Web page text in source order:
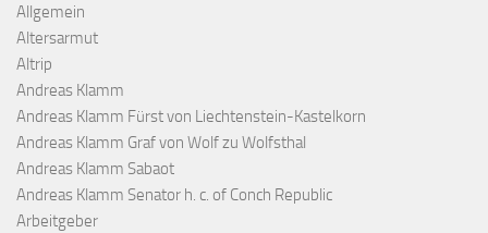
Allgemein
Altersarmut
Altrip
Andreas Klamm
Andreas Klamm Fürst von Liechtenstein-Kastelkorn
Andreas Klamm Graf von Wolf zu Wolfsthal
Andreas Klamm Sabaot
Andreas Klamm Senator h. c. of Conch Republic
Arbeitgeber